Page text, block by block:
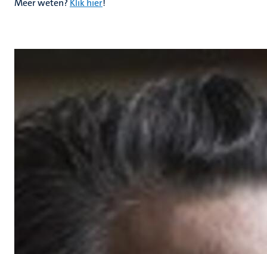
Meer weten? Klik hier!